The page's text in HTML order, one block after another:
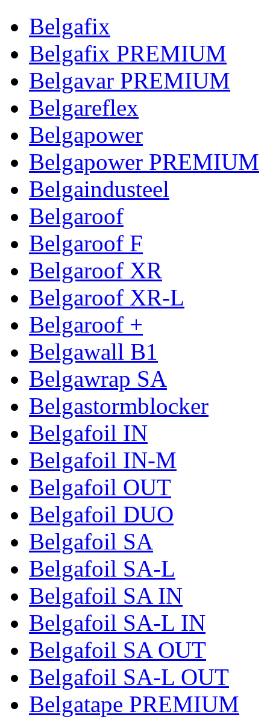
Belgafix
Belgafix PREMIUM
Belgavar PREMIUM
Belgareflex
Belgapower
Belgapower PREMIUM
Belgaindusteel
Belgaroof
Belgaroof F
Belgaroof XR
Belgaroof XR-L
Belgaroof +
Belgawall B1
Belgawrap SA
Belgastormblocker
Belgafoil IN
Belgafoil IN-M
Belgafoil OUT
Belgafoil DUO
Belgafoil SA
Belgafoil SA-L
Belgafoil SA IN
Belgafoil SA-L IN
Belgafoil SA OUT
Belgafoil SA-L OUT
Belgatape PREMIUM